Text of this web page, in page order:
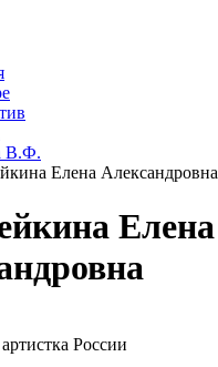
В.Ф.
Елена Александровна
Елена
России